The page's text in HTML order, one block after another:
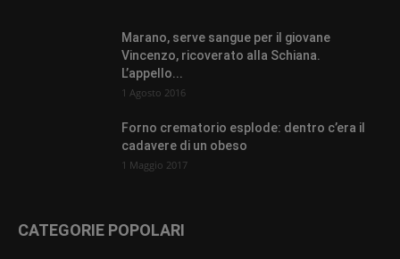
Marano, serve sangue per il giovane
Vincenzo, ricoverato alla Schiana.
L’appello...
1 Agosto 2016
Forno crematorio esplode: dentro c’era il
cadavere di un obeso
1 Maggio 2017
CATEGORIE POPOLARI